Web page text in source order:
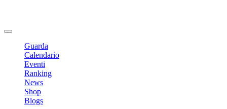
Guarda
Calendario
Eventi
Ranking
News
Shop
Blogs